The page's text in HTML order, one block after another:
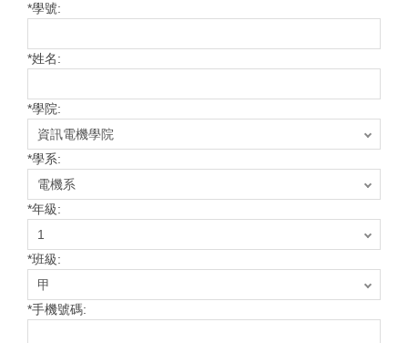
*學號:
*姓名:
*學院:
*學系:
*年級:
*班級:
*手機號碼: